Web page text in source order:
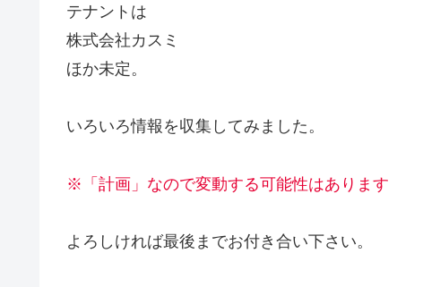
テナントは
株式会社カスミ
ほか未定。
いろいろ情報を収集してみました。
※「計画」なので変動する可能性はあります
よろしければ最後までお付き合い下さい。